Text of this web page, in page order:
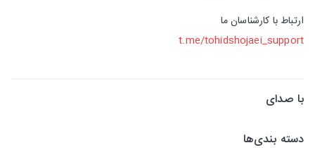
ارتباط با کارشناسان ما
t.me/tohidshojaei_support
با صدای
دسته بندی‌ها